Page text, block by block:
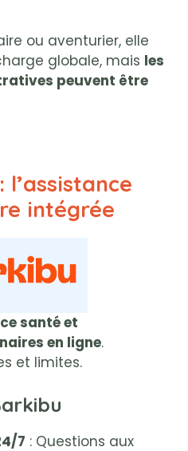
ou aventurier, elle
globale, mais les
peuvent être
l’assistance
intégrée
santé et
en ligne.
et limites.
7 : Questions aux